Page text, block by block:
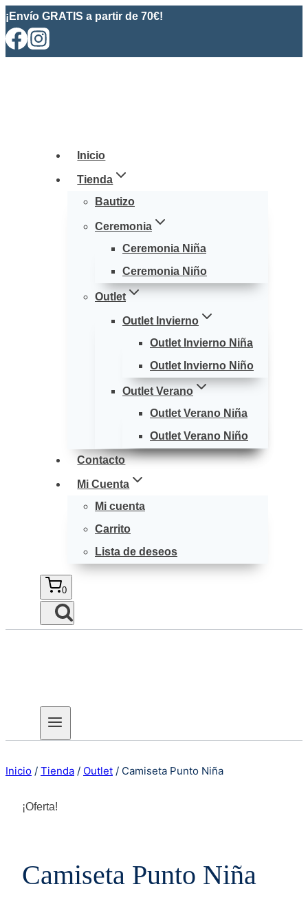
Saltar
al
contenido
¡Envío GRATIS a partir de 70€!
Inicio
Tienda
Bautizo
Ceremonia
Ceremonia Niña
Ceremonia Niño
Outlet
Outlet Invierno
Outlet Invierno Niña
Outlet Invierno Niño
Outlet Verano
Outlet Verano Niña
Outlet Verano Niño
Contacto
Mi Cuenta
Mi cuenta
Carrito
Lista de deseos
0
Inicio / Tienda / Outlet / Camiseta Punto Niña
¡Oferta!
Camiseta Punto Niña